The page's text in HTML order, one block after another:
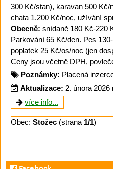
300 Kč/stan), karavan 500 Kč/
chata 1.200 Kč/noc, užívání
Obecně: snídaně 180 Kč-220
Parkování 65 Kč/den. Pes
poplatek 25 Kč/os/noc (jen
Ceny jsou včetně DPH,
Poznámky: Placená
Aktualizace: 2. února 2026
více info...
Obec: Stožec (strana 1/1)